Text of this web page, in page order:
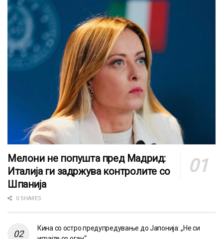
Мелони не попушта пред Мадрид:
Италија ги задржува контролите со
Шпанија
0 SHARES
Кина со остро предупредување до Јапонија: „Не си